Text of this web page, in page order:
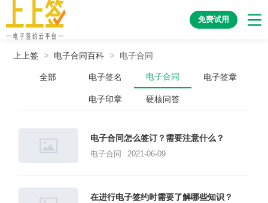
免费试用
上上签 > 电子合同百科 > 电子合同
全部 电子签名 电子合同 电子签章
电子印章 硬核问答
电子合同怎么签订？需要注意什么？
电子合同 2021-06-09
在进行电子签约时需要了解哪些知识？